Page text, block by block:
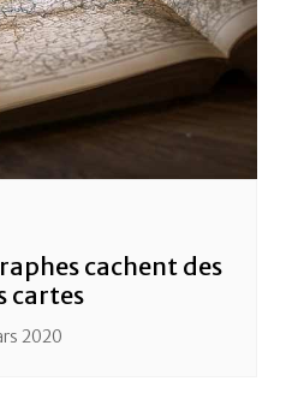
cachent des
cartes
2020